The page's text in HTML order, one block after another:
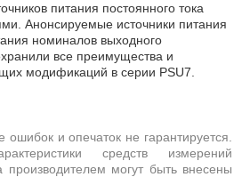
питания постоянного тока
Анонсируемые источники питания
номиналов выходного
все преимущества и
модификаций в серии PSU7.
ошибок и опечаток не гарантируется.
средств измерений
производителем могут быть внесены